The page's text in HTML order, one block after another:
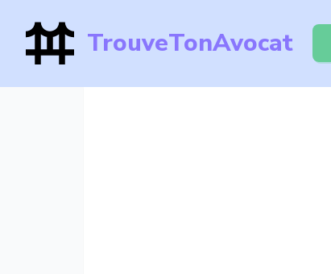
TrouveTonAvocat